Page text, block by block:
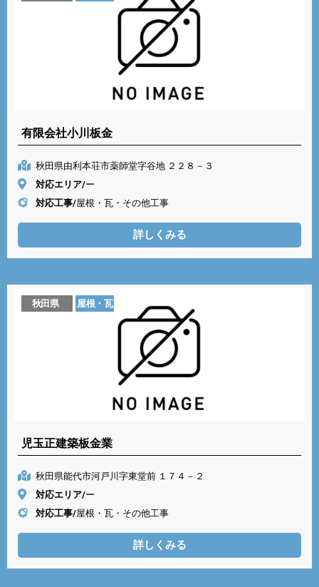
有限会社小川板金
秋田県由利本荘市薬師堂字谷地 ２２８－３
対応エリア/ー
対応工事/屋根・瓦・その他工事
詳しくみる
秋田県 屋根・瓦
児玉正建築板金業
秋田県能代市河戸川字東堂前 １７４－２
対応エリア/ー
対応工事/屋根・瓦・その他工事
詳しくみる